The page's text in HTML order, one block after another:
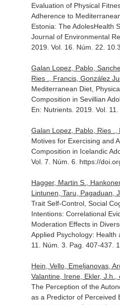
Evaluation of Physical
Adherence to
Estonia: The AdolesHealth
Journal of Environmental
2019. Vol. 16. Núm. 22.
Galan Lopez, Pablo,
Ries ., Francis, González
Mediterranean Diet,
Composition in Sevillian
En: Nutrients. 2019. Vol.
Galan Lopez, Pablo, Ries .,
Motives for Exercising and
Composition in Icelandic
Vol. 7. Núm. 6. https://
Hagger, Martin S.,
Lintunen, Taru, Pagaduan,
Trait Self-Control, Social
Intentions: Correlational
Moderation Effects in
Applied Psychology: Health
11. Núm. 3. Pag. 407-437.
Hein, Vello, Emeljanovas,
Valantine, Irene, Ekler, J.h.,
The Perception of the
as a Predictor of Perceived